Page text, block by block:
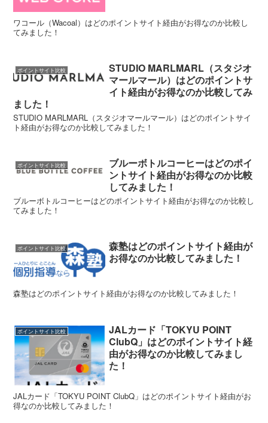
ワコール（Wacoal）はどのポイントサイト経由がお得なのか比較し
てみました！
ポイントサイト比較
STUDIO MARLMARL（スタジオ
マールマール）はどのポイントサ
イト経由がお得なのか比較してみ
ました！
STUDIO MARLMARL（スタジオマールマール）はどのポイントサイ
ト経由がお得なのか比較してみました！
ポイントサイト比較
ブルーボトルコーヒーはどのポイ
ントサイト経由がお得なのか比較
してみました！
ブルーボトルコーヒーはどのポイントサイト経由がお得なのか比較し
てみました！
ポイントサイト比較
森塾はどのポイントサイト経由が
お得なのか比較してみました！
森塾はどのポイントサイト経由がお得なのか比較してみました！
ポイントサイト比較
JALカード「TOKYU POINT
ClubQ」はどのポイントサイト経
由がお得なのか比較してみまし
た！
JALカード「TOKYU POINT ClubQ」はどのポイントサイト経由がお
得なのか比較してみました！